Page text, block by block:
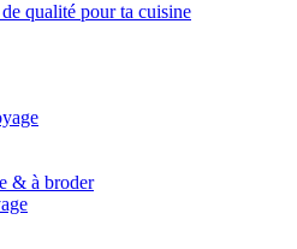
qualité pour ta cuisine
& à broder